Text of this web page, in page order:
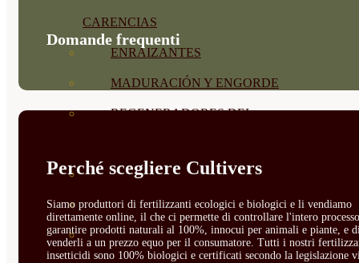
CARENCIAS
ENRAIZANTES
MADURACIÓN Y ENGORDE
REGENERADORES DEL
ÁCIDOS HÚMICOS
MATERIAS PRIMAS
PROTECCIÓN CULTIVOS Y
Domande frequenti
Perché scegliere Cultivers
Siamo produttori di fertilizzanti ecologici e biologici e li vendiamo
direttamente online, il che ci permette di controllare l'intero
garantire prodotti naturali al 100%, innocui per animali e piante, e
venderli a un prezzo equo per il consumatore. Tutti i nostri
insetticidi sono 100% biologici e certificati secondo la legislazione